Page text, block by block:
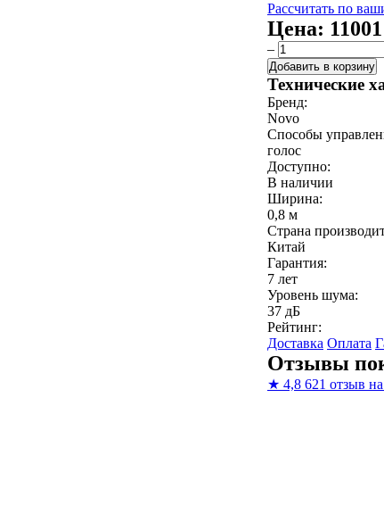
Рассчитать по
Цена:
–
Добавить в корзину
Технические
Бренд:
Novo
Способы
голос
Доступно:
В наличии
Ширина:
0,8 м
Страна
Китай
Гарантия:
7 лет
Уровень шума:
37 дБ
Рейтинг:
Доставка Оплата
Отзывы
★ 4,8 621 отзыв